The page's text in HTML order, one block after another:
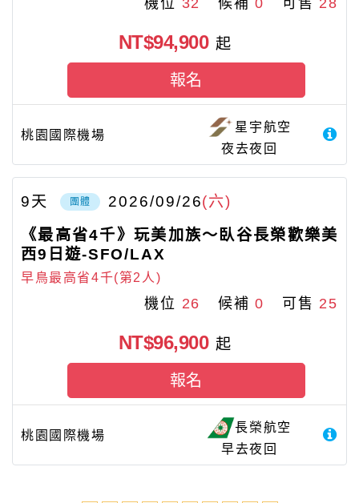
機位 32 候補0 可售 28
桃園國際機場
星宇航空
夜去夜回
NT$94,900 起
報名
團體 2026/09/26(六)
9天
《最高省4千》玩美加族～臥谷長榮歡樂美
西9日遊-SFO/LAX
機位 26 候補0 可售 25
早鳥最高省4千(第2人)
桃園國際機場
長榮航空
早去夜回
NT$96,900 起
報名